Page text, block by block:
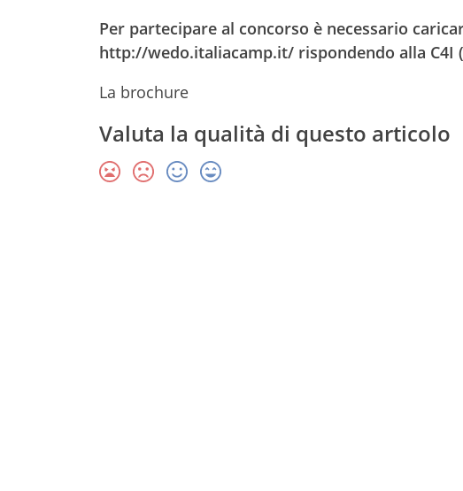
Per partecipare al concorso è necessario
http://wedo.italiacamp.it/ rispondendo alla C4I
La brochure
Valuta la qualità di questo articolo